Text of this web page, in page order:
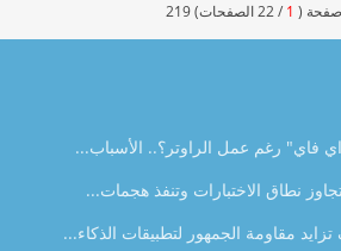
(
/ 22 الصفحات) 219
فاي" رغم عمل الراوتر؟.. الأسباب...
نطاق الاختبارات وتنفذ هجمات...
مقاومة الجمهور لتطبيقات الذكاء...